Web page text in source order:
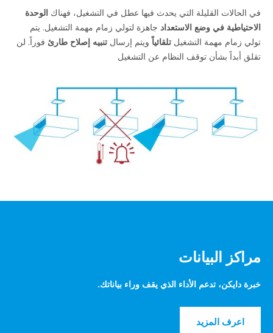
القليلة التي يحدث فيها عطل في التشغيل، فهناكالوحدة
في وضع الاستعدادجاهزة لتولي زمام مهمة التشغيل. يتم
مهمة التشغيلتلقائياًويتم إرسالتنبيه إصلاح طارئ فوراً. لن
بشأن توقف النظام عن التشغيل
تدعم الأداء الذي يقف وراء بياناتك.
المزيد